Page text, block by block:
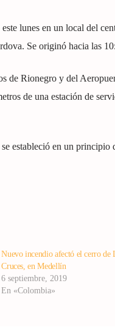
lunes en un local del
Se originó hacia las
de Rionegro y del
de una estación de
estableció en un principio
Nuevo incendio afectó el cerro de
Cruces, en Medellín
6 septiembre, 2019
En «Colombia»